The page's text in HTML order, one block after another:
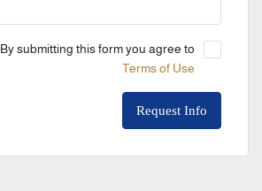
By submitting this form you agree to:
Terms of Use
Request Info